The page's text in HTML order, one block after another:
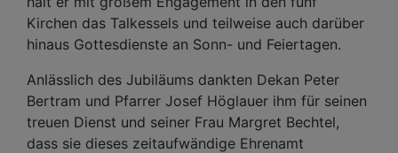
Kirchen das Talkessels und teilweise auch darüber
hinaus Gottesdienste an Sonn- und Feiertagen.
Anlässlich des Jubiläums dankten Dekan Peter
Bertram und Pfarrer Josef Höglauer ihm für seinen
treuen Dienst und seiner Frau Margret Bechtel,
dass sie dieses zeitaufwändige Ehrenamt